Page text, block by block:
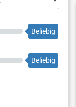
Beliebig
Beliebig